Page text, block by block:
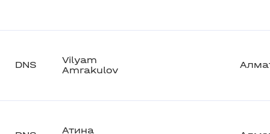
DNS
Vilyam
Amrakulov
Атина